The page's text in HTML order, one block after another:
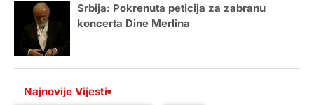
Srbija: Pokrenuta peticija za zabranu
koncerta Dine Merlina
Najnovije Vijesti